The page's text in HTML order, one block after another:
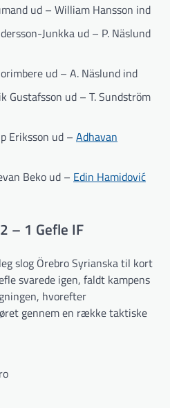
ud – William Hansson ind
Junkka ud – P. Näslund
ud – A. Näslund ind
Gustafsson ud – T. Sundström
Eriksson ud – Adhavan
Beko ud – Edin Hamidović
– 1 Gefle IF
slog Örebro Syrianska til kort
svarede igen, faldt kampens
hvorefter
gennem en række taktiske